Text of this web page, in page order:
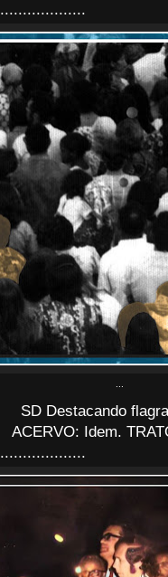
SD Destacando
ACERVO: Idem.